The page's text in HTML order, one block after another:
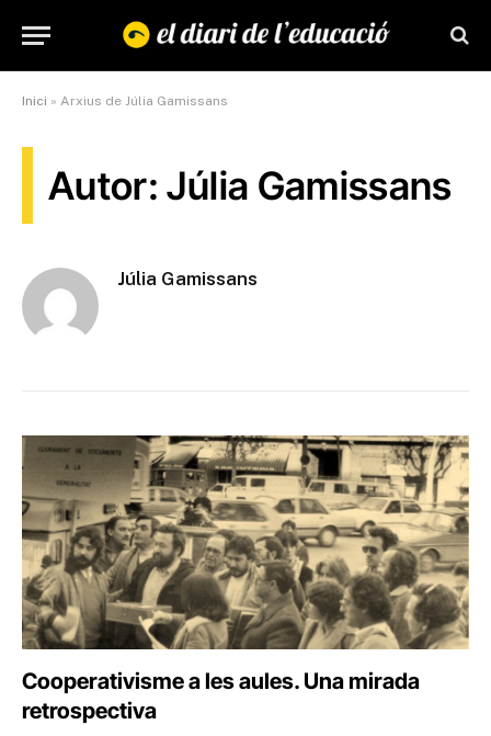
Inici » Arxius de Júlia Gamissans
Autor: Júlia Gamissans
Júlia Gamissans
Cooperativisme a les aules. Una mirada
retrospectiva